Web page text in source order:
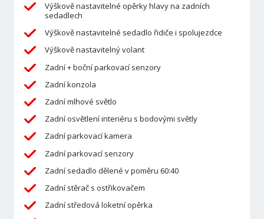
Výškově nastavitelné opěrky hlavy na zadních
sedadlech
Výškově nastavitelné sedadlo řidiče i spolujezdce
Výškově nastavitelný volant
Zadní + boční parkovací senzory
Zadní konzola
Zadní mlhové světlo
Zadní osvětlení interiéru s bodovými světly
Zadní parkovací kamera
Zadní parkovací senzory
Zadní sedadlo dělené v poměru 60:40
Zadní stěrač s ostřikovačem
Zadní středová loketní opěrka